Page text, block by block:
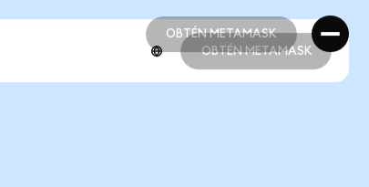
OBTÉN METAMASK
OBTÉN METAMASK
OBTÉN METAMASK